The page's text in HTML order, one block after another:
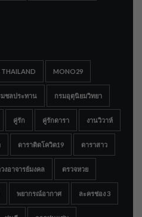
THAILAND MONO29
มชลประทาน กรมอุตุนิยมวิทยา
คู่รัก คู่รักดารา งานวิวาห์
ดาราติดโควิด19 ดาราสาว
งอาจารย์มงคล ตรวจหวย
พยากรณ์อากาศ ละครช่อง 3